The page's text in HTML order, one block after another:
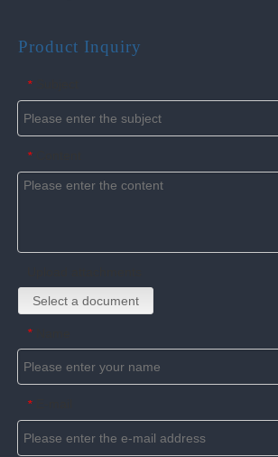
Product Inquiry
*
*
Select a document
*
*